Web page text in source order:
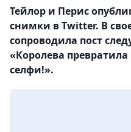
Тейлор и Перис
снимки в Twitter. В
сопроводила пост
«Королева
селфи!».